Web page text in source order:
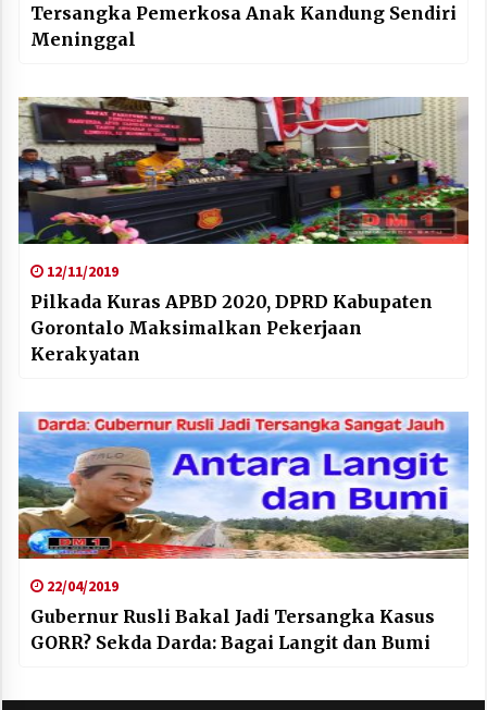
Tersangka Pemerkosa Anak Kandung Sendiri
Meninggal
12/11/2019
Pilkada Kuras APBD 2020, DPRD Kabupaten
Gorontalo Maksimalkan Pekerjaan
Kerakyatan
22/04/2019
Gubernur Rusli Bakal Jadi Tersangka Kasus
GORR? Sekda Darda: Bagai Langit dan Bumi